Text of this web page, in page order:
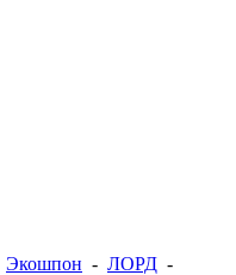
Экошпон - ЛОРД -